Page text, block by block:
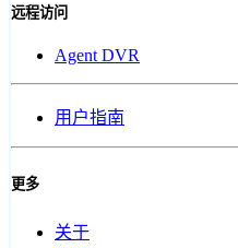
远程访问
Agent DVR
用户指南
更多
关于